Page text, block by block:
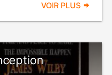
VOIR PLUS